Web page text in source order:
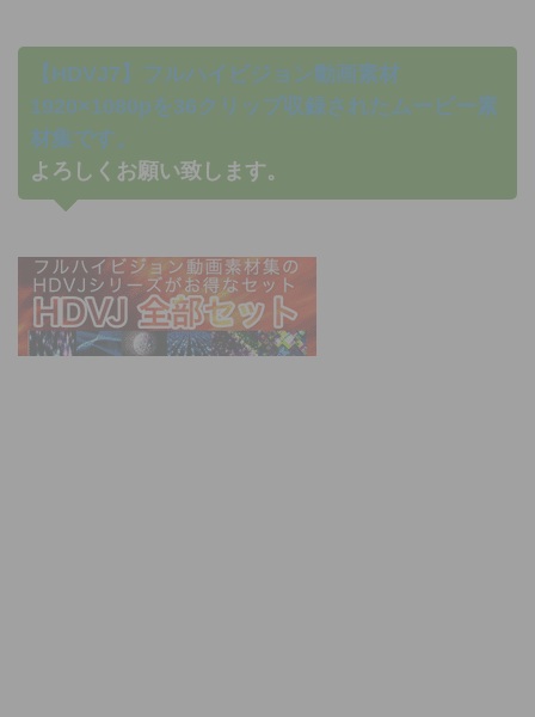
【HDVJ7】フルハイビジョン動画素材
1920×1080pを36クリップ収録されたムービー素
材集です。
よろしくお願い致します。